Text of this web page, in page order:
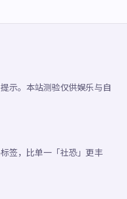
示。本站测验仅供娱乐与自
签，比单一「社恐」更丰